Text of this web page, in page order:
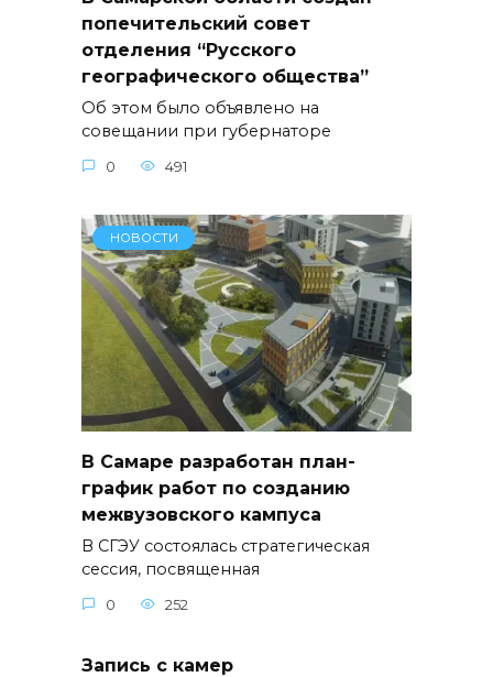
попечительский совет
отделения “Русского
географического общества”
Об этом было объявлено на
совещании при губернаторе
0 491
НОВОСТИ
В Самаре разработан план-
график работ по созданию
межвузовского кампуса
В СГЭУ состоялась стратегическая
сессия, посвященная
0 252
Запись с камер